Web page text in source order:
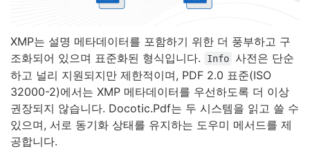
XMP는 설명 메타데이터를 포함하기 위한 더 풍부하고 구
조화되어 있으며 표준화된 형식입니다.
Info 사전은 단순
하고 널리 지원되지만 제한적이며, PDF 2.0 표준(ISO
32000-2)에서는 XMP 메타데이터를 우선하도록 더 이상
권장되지 않습니다. Docotic.Pdf는 두 시스템을 읽고 쓸 수
있으며, 서로 동기화 상태를 유지하는 도우미 메서드를 제
공합니다.